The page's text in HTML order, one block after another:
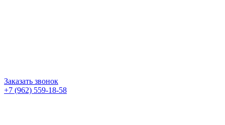
Заказать звонок
+7 (962) 559-18-58